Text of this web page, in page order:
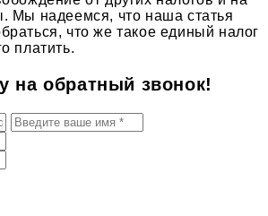
Мы надеемся, что наша статья
что же такое единый налог
платить.
на обратный звонок!